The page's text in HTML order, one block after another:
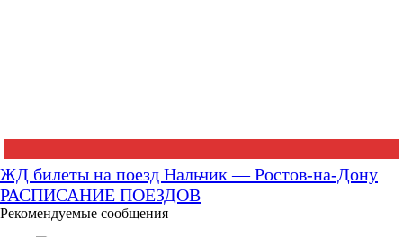
ЖД билеты на поезд Нальчик — Ростов-на-Дону
РАСПИСАНИЕ ПОЕЗДОВ
Рекомендуемые сообщения